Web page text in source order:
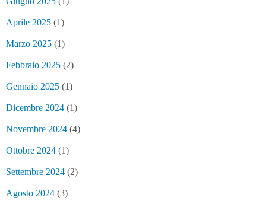
Aprile 2025 (1)
Marzo 2025 (1)
Febbraio 2025 (2)
Gennaio 2025 (1)
Dicembre 2024 (1)
Novembre 2024 (4)
Ottobre 2024 (1)
Settembre 2024 (2)
Agosto 2024 (3)